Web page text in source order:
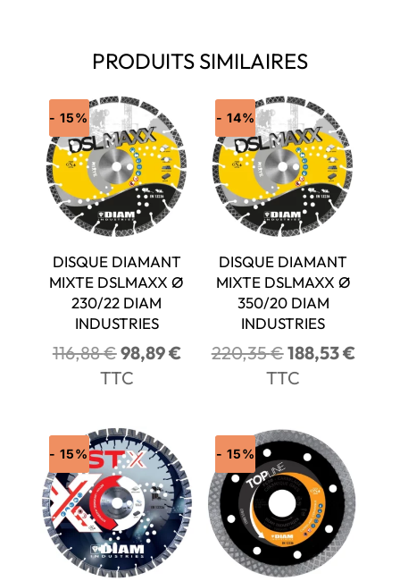
PRODUITS SIMILAIRES
- 15%
DISQUE DIAMANT
MIXTE DSLMAXX Ø
230/22 DIAM
INDUSTRIES
116,88€Le
prix
116,88 €.
98,89€Le
98,89 €.
TTC
- 14%
DISQUE DIAMANT
MIXTE DSLMAXX Ø
350/20 DIAM
INDUSTRIES
220,35€Le
prix
220,35 €.
188,53€Le
TTC
- 15% - 15%